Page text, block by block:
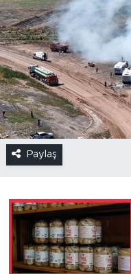
Paylaş